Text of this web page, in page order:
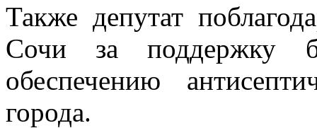
Также депутат
Сочи за поддержку
обеспечению
города.